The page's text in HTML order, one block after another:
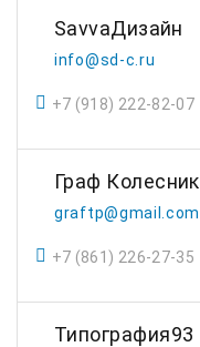
SavvaДизайн
info@sd-c.ru
+7 (918) 222-82-07
Граф Колесник
graftp@gmail.com
+7 (861) 226-27-35
Типография93